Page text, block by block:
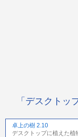
「デスクトッ
卓上の樹 2.10
デスクトップに植えた植